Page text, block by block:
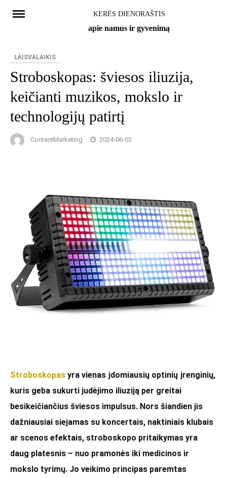
KERĖS DIENORAŠTIS
apie namus ir gyvenimą
LAISVALAIKIS
Stroboskopas: šviesos iliuzija,
keičianti muzikos, mokslo ir
technologijų patirtį
ContentMarketing 2024-06-02
Stroboskopas yra vienas įdomiausių optinių įrenginių,
kuris geba sukurti judėjimo iliuziją per greitai
besikeičiančius šviesos impulsus. Nors šiandien jis
dažniausiai siejamas su koncertais, naktiniais klubais
ar scenos efektais, stroboskopo pritaikymas yra
daug platesnis – nuo pramonės iki medicinos ir
mokslo tyrimų. Jo veikimo principas paremtas